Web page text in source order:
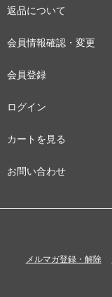
返品について
会員情報確認・変更
会員登録
ログイン
カートを見る
お問い合わせ
メルマガ登録・解除